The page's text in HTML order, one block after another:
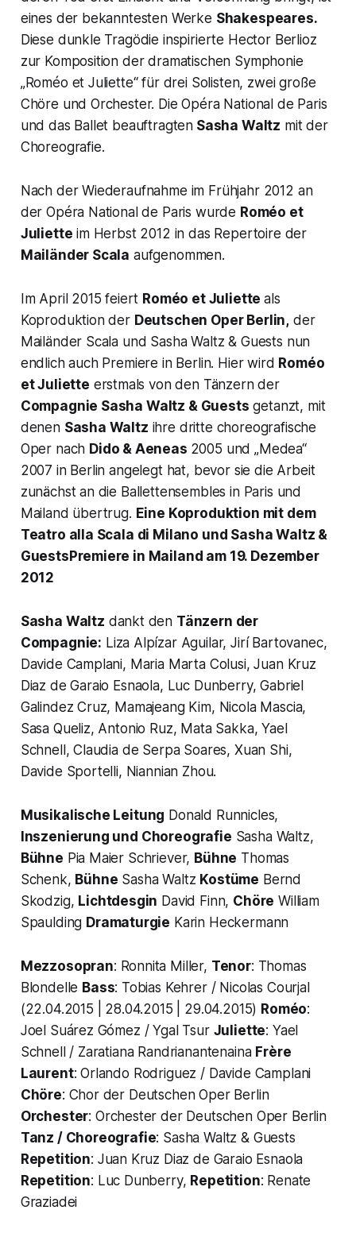
eines der bekanntesten Werke Shakespeares.
Diese dunkle Tragödie inspirierte Hector Berlioz
zur Komposition der dramatischen Symphonie
„Roméo et Juliette“ für drei Solisten, zwei große
Chöre und Orchester. Die Opéra National de Paris
und das Ballet beauftragten Sasha Waltz mit der
Choreografie.
Nach der Wiederaufnahme im Frühjahr 2012 an
der Opéra National de Paris wurde Roméo et
Juliette im Herbst 2012 in das Repertoire der
Mailänder Scala aufgenommen.
Im April 2015 feiert Roméo et Juliette als
Koproduktion der Deutschen Oper Berlin, der
Mailänder Scala und Sasha Waltz & Guests nun
endlich auch Premiere in Berlin. Hier wird Roméo
et Juliette erstmals von den Tänzern der
Compagnie Sasha Waltz & Guests getanzt, mit
denen Sasha Waltz ihre dritte choreografische
Oper nach Dido & Aeneas 2005 und „Medea“
2007 in Berlin angelegt hat, bevor sie die Arbeit
zunächst an die Ballettensembles in Paris und
Mailand übertrug. Eine Koproduktion mit dem
Teatro alla Scala di Milano und Sasha Waltz &
GuestsPremiere in Mailand am 19. Dezember
2012
Sasha Waltz dankt den Tänzern der
Compagnie: Liza Alpízar Aguilar, Jirí Bartovanec,
Davide Camplani, Maria Marta Colusi, Juan Kruz
Diaz de Garaio Esnaola, Luc Dunberry, Gabriel
Galindez Cruz, Mamajeang Kim, Nicola Mascia,
Sasa Queliz, Antonio Ruz, Mata Sakka, Yael
Schnell, Claudia de Serpa Soares, Xuan Shi,
Davide Sportelli, Niannian Zhou.
Musikalische Leitung Donald Runnicles,
Inszenierung und Choreografie Sasha Waltz,
Bühne Pia Maier Schriever, Bühne Thomas
Schenk, Bühne Sasha Waltz Kostüme Bernd
Skodzig, Lichtdesgin David Finn, Chöre William
Spaulding Dramaturgie Karin Heckermann
Mezzosopran: Ronnita Miller, Tenor: Thomas
Blondelle Bass: Tobias Kehrer / Nicolas Courjal
(22.04.2015 | 28.04.2015 | 29.04.2015) Roméo:
Joel Suárez Gómez / Ygal Tsur Juliette: Yael
Schnell / Zaratiana Randrianantenaina Frère
Laurent: Orlando Rodriguez / Davide Camplani
Chöre: Chor der Deutschen Oper Berlin
Orchester: Orchester der Deutschen Oper Berlin
Tanz / Choreografie: Sasha Waltz & Guests
Repetition: Juan Kruz Diaz de Garaio Esnaola
Repetition: Luc Dunberry, Repetition: Renate
Graziadei